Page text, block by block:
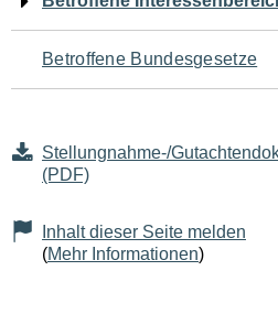
Seiteninhalt
Betroffene Bundesgesetze
Stellungnahme-/
(PDF)
Inhalt dieser Seite melden
(Mehr Informationen)